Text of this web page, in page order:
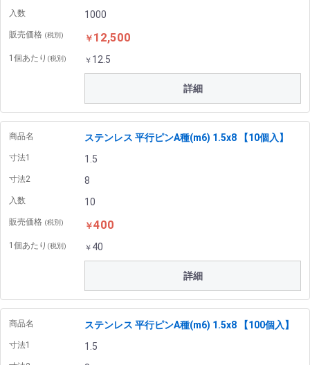
入数 1000
販売価格 (税別) ￥ 12,500
1個あたり (税別) ￥ 12.5
詳細
商品名 ステンレス 平行ピンA種(m6) 1.5x8 【10個入】
寸法1 1.5
寸法2 8
入数 10
販売価格 (税別) ￥400
1個あたり (税別) ￥ 40
詳細
商品名 ステンレス 平行ピンA種(m6) 1.5x8 【100個入】
寸法1 1.5